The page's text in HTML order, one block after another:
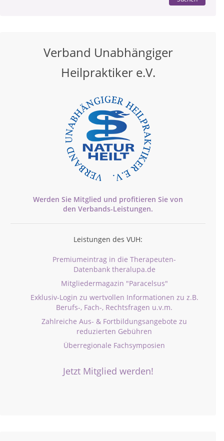
Verband Unabhängiger
Heilpraktiker e.V.
Werden Sie Mitglied und profitieren Sie von
den Verbands-Leistungen.
Leistungen des VUH:
Premiumeintrag in die Therapeuten-
Datenbank theralupa.de
Mitgliedermagazin "Paracelsus"
Exklusiv-Login zu wertvollen Informationen zu z.B.
Berufs-, Fach-, Rechtsfragen u.v.m.
Zahlreiche Aus- & Fortbildungsangebote zu
reduzierten Gebühren
Überregionale Fachsymposien
Jetzt Mitglied werden!